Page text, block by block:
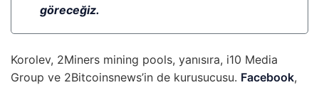
göreceğiz.
Korolev, 2Miners mining pools, yanısıra, i10 Media
Group ve 2Bitcoinsnews’in de kurusucusu. Facebook,